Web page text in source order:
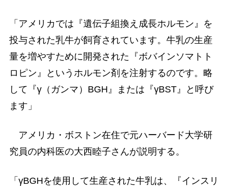
「アメリカでは『遺伝子組換え成長ホルモン』を
投与された乳牛が飼育されています。牛乳の生産
量を増やすために開発された『ボバインソマトト
ロピン』というホルモン剤を注射するのです。略
して『γ（ガンマ）BGH』または『γBST』と呼び
ます」
アメリカ・ボストン在住で元ハーバード大学研
究員の内科医の大西睦子さんが説明する。
「γBGHを使用して生産された牛乳は、『インスリ